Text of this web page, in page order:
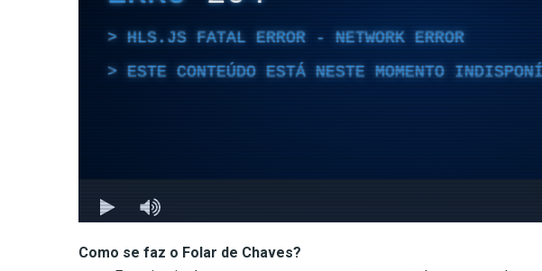
Como se faz o Folar de Chaves?